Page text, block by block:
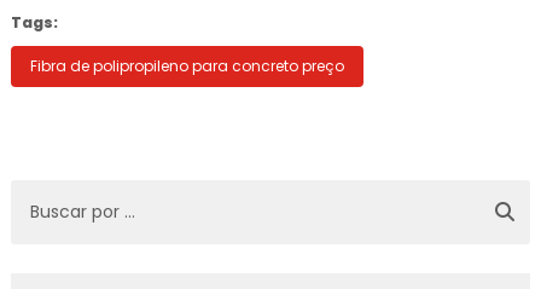
Tags:
Fibra de polipropileno para concreto preço